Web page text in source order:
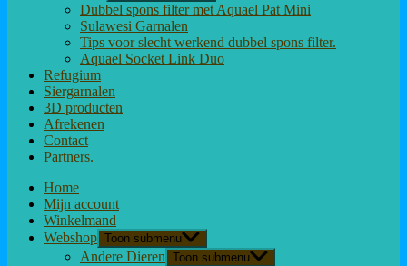
Dubbel spons filter met Aquael Pat Mini
Sulawesi Garnalen
Tips voor slecht werkend dubbel spons filter.
Aquael Socket Link Duo
Refugium
Siergarnalen
3D producten
Afrekenen
Contact
Partners.
Home
Mijn account
Winkelmand
Webshop Toon submenu
Andere Dieren Toon submenu